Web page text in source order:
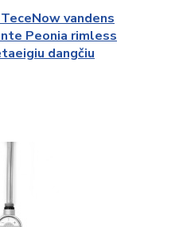
vandens
dangčiu